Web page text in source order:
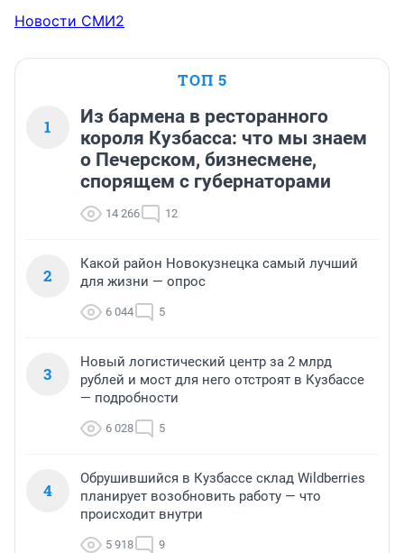
Новости СМИ2
ТОП 5
1
Из бармена в ресторанного
короля Кузбасса: что мы знаем
о Печерском, бизнесмене,
спорящем с губернаторами
14 266 12
2
Какой район Новокузнецка самый лучший
для жизни — опрос
6 044 5
3
Новый логистический центр за 2 млрд
рублей и мост для него отстроят в Кузбассе
— подробности
6 028 5
4
Обрушившийся в Кузбассе склад Wildberries
планирует возобновить работу — что
происходит внутри
5 918 9